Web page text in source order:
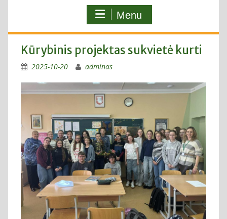
Menu
Kūrybinis projektas sukvietė kurti
2025-10-20 adminas